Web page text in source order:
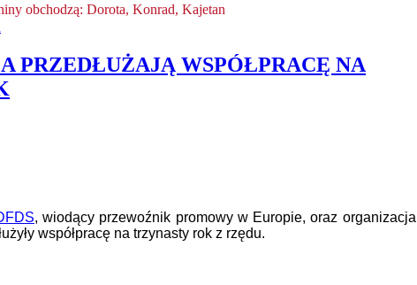
obchodzą: Dorota, Konrad, Kajetan
PRZEDŁUŻAJĄ WSPÓŁPRACĘ NA
, wiodący przewoźnik promowy w Europie, oraz organizacja
współpracę na trzynasty rok z rzędu.